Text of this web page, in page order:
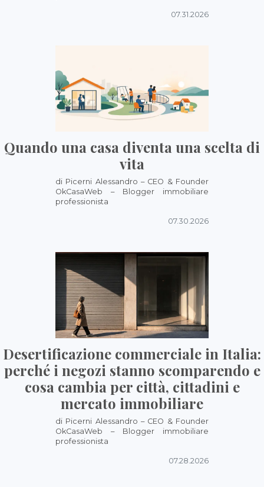
07.31.2026
Quando una casa diventa una scelta di
vita
di Picerni Alessandro – CEO & Founder
OkCasaWeb – Blogger immobiliare
professionista
07.30.2026
Desertificazione commerciale in Italia:
perché i negozi stanno scomparendo e
cosa cambia per città, cittadini e
mercato immobiliare
di Picerni Alessandro – CEO & Founder
OkCasaWeb – Blogger immobiliare
professionista
07.28.2026